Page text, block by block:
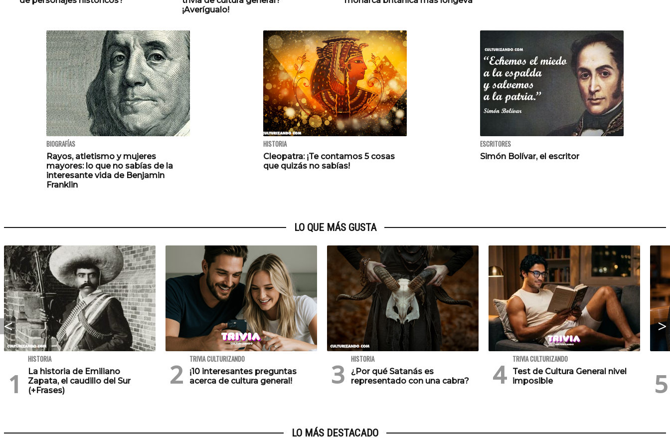
¡Averígualo!
BIOGRAFÍAS
Rayos, atletismo y mujeres
mayores: lo que no sabías de la
interesante vida de Benjamin
Franklin
HISTORIA
Cleopatra: ¡Te contamos 5 cosas
que quizás no sabías!
ESCRITORES
Simón Bolívar, el escritor
LO QUE MÁS GUSTA
HISTORIA
La historia de Emiliano
Zapata, el caudillo del Sur
(+Frases)
TRIVIA CULTURIZANDO
¡10 interesantes preguntas
acerca de cultura general!
HISTORIA
¿Por qué Satanás es
representado con una cabra?
TRIVIA CULTURIZANDO
Test de Cultura General nivel
imposible
LO MÁS DESTACADO